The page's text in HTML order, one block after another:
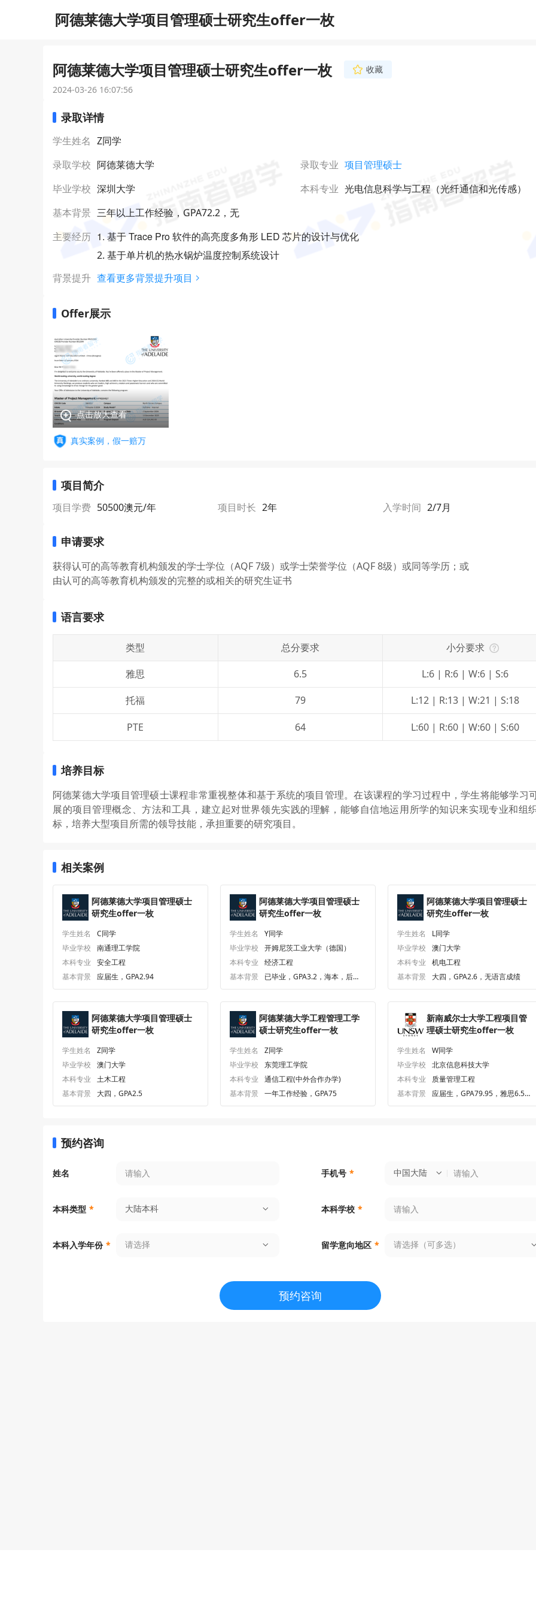
阿德莱德大学项目管理硕士研究生offer一枚
阿德莱德大学项目管理硕士研究生offer一枚
收藏
2024-03-26 16:07:56
录取详情
学生姓名 Z同学
录取学校 阿德莱德大学 录取专业 项目管理硕士
毕业学校 深圳大学 本科专业 光电信息科学与工程（光纤通信和光传感）
基本背景 三年以上工作经验，GPA72.2，无
主要经历 1. 基于 Trace Pro 软件的高亮度多角形 LED 芯片的设计与优化
2. 基于单片机的热水锅炉温度控制系统设计
背景提升 查看更多背景提升项目
Offer展示
点击放大查看
真实案例，假一赔万
项目简介
项目学费 50500澳元/年 项目时长 2年 入学时间 2/7月
申请要求
获得认可的高等教育机构颁发的学士学位（AQF 7级）或学士荣誉学位（AQF 8级）或同等学历；或
由认可的高等教育机构颁发的完整的或相关的研究生证书
语言要求
类型 总分要求
小分要求
雅思
6.5
L:6 | R:6 | W:6 | S:6
托福
79 L:12 | R:13 | W:21 | S:18
PTE 64 L:60 | R:60 | W:60 | S:60
培养目标
阿德莱德大学项目管理硕士课程非常重视整体和基于系统的项目管理。在该课程的学习过程中，学生将能够学习
展的项目管理概念、方法和工具，建立起对世界领先实践的理解，能够自信地运用所学的知识来实现专业和组
标，培养大型项目所需的领导技能，承担重要的研究项目。
相关案例
阿德莱德大学项目管理硕士
研究生offer一枚
学生姓名
C同学
毕业学校
南通理工学院
本科专业
安全工程
基本背景
应届生，GPA2.94
阿德莱德大学项目管理硕士
研究生offer一枚
学生姓名
Y同学
毕业学校
开姆尼茨工业大学（德国）
本科专业
经济工程
基本背景
已毕业，GPA3.2，海本，后
阿德莱德大学项目管理硕士
研究生offer一枚
学生姓名
L同学
毕业学校
澳门大学
本科专业
机电工程
基本背景
大四，GPA2.6，无语言成绩
阿德莱德大学项目管理硕士
研究生offer一枚
学生姓名
Z同学
毕业学校
澳门大学
本科专业
土木工程
基本背景
大四，GPA2.5
阿德莱德大学工程管理工学
硕士研究生offer一枚
学生姓名
Z同学
毕业学校
东莞理工学院
本科专业
通信工程(中外合作办学)
基本背景
一年工作经验，GPA75
新南威尔士大学工程项目管
理硕士研究生offer一枚
学生姓名
W同学
毕业学校
北京信息科技大学
本科专业
质量管理工程
基本背景
应届生，GPA79.95，雅思6.5、
预约咨询
姓名 手机号 * 中国大陆
本科类型 * 大陆本科 本科学校 *
本科入学年份 * 请选择 留学意向地区 * 请选择（可多选）
预约咨询